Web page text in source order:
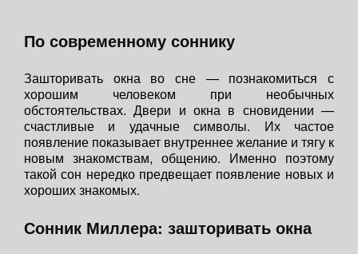
По современному соннику
Зашторивать окна во сне — познакомиться с
хорошим человеком при необычных
обстоятельствах. Двери и окна в сновидении —
счастливые и удачные символы. Их частое
появление показывает внутреннее желание и тягу к
новым знакомствам, общению. Именно поэтому
такой сон нередко предвещает появление новых и
хороших знакомых.
Сонник Миллера: зашторивать окна